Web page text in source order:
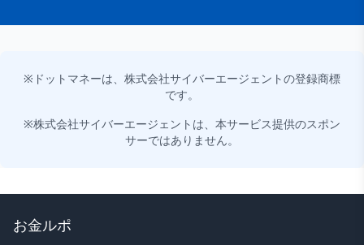
※ドットマネーは、株式会社サイバーエージェントの登録商標
です。
※株式会社サイバーエージェントは、本サービス提供のスポン
サーではありません。
お金ルポ